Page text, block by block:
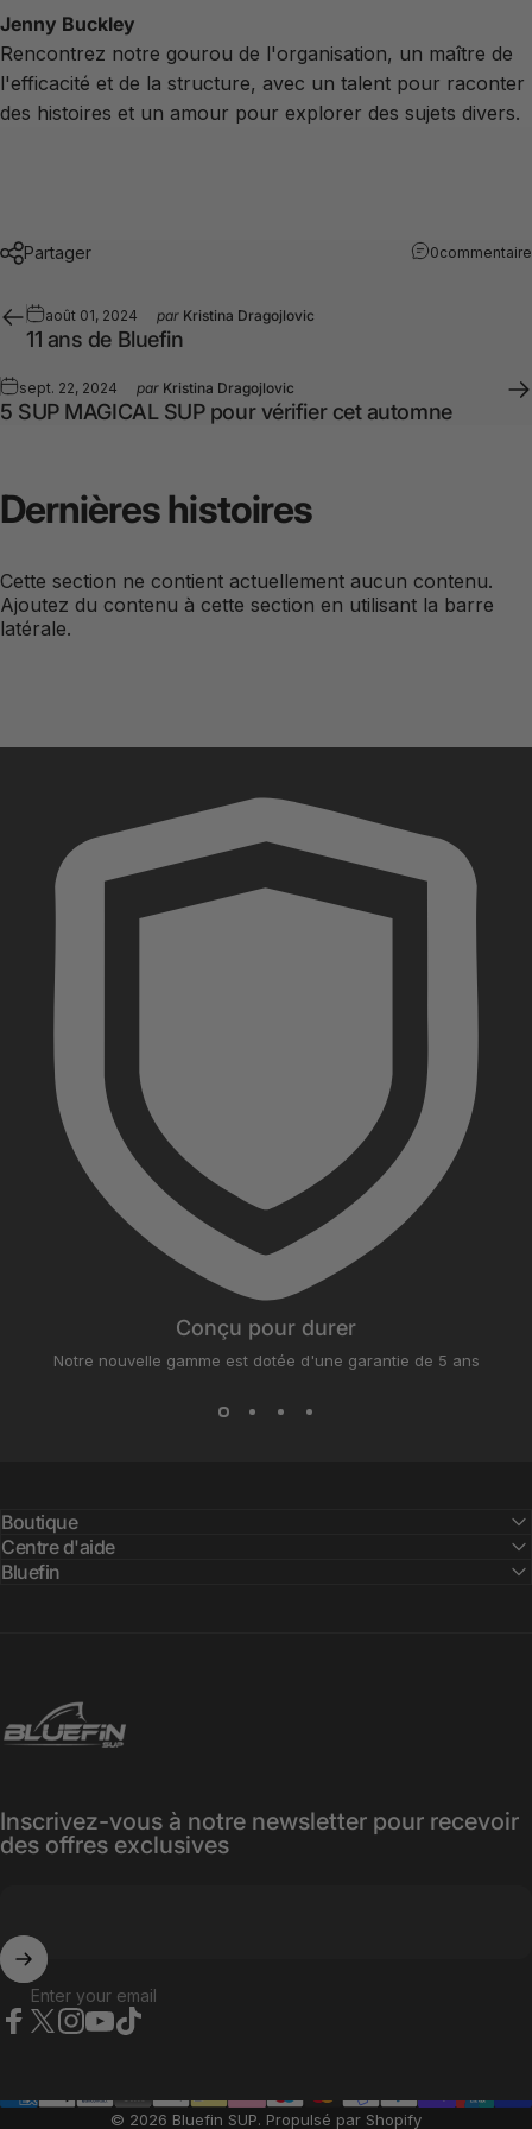
Jenny Buckley
Rencontrez notre gourou de l'organisation, un maître de
l'efficacité et de la structure, avec un talent pour raconter
des histoires et un amour pour explorer des sujets divers.
Partager 0commentaire
août 01, 2024 par Kristina Dragojlovic
11 ans de Bluefin
sept. 22, 2024 par Kristina Dragojlovic
5 SUP MAGICAL SUP pour vérifier cet automne
Dernièreshistoires
Cette section ne contient actuellement aucun contenu.
Ajoutez du contenu à cette section en utilisant la barre
latérale.
Conçu pour durer
Notre nouvelle gamme est dotée d'une garantie de 5 ans
Boutique
Centre d'aide
Bluefin
Bluefin SUP
Inscrivez-vous à notre newsletter pour recevoir
des offres exclusives
Enter your email
© 2026 Bluefin SUP. Propulsé par Shopify